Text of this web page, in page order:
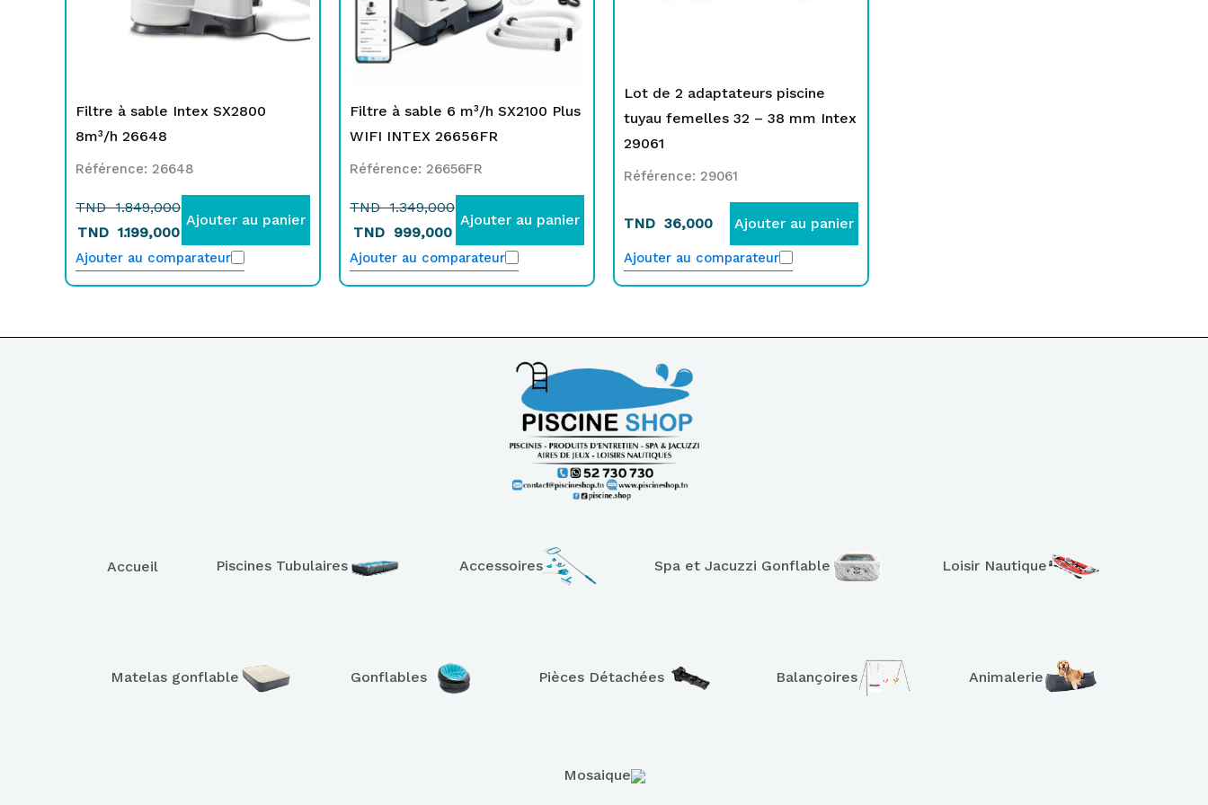
Filtre à sable Intex SX2800
8m³/h 26648
Référence: 26648
TND1.849,000
TND 1.199,000
Ajouter au panier
Ajouter au comparateur
Filtre à sable 6 m³/h SX2100 Plus
WIFI INTEX 26656FR
Référence: 26656FR
TND1.349,000
TND 999,000
Ajouter au panier
Ajouter au comparateur
Lot de 2 adaptateurs piscine
tuyau femelles 32 – 38 mm Intex
29061
Référence: 29061
TND 36,000 Ajouter au panier
Ajouter au comparateur
Accueil Piscines Tubulaires Accessoires Spa et Jacuzzi Gonflable Loisir Nautique
Matelas gonflable Gonflables Pièces Détachées Balançoires Animalerie
Mosaique